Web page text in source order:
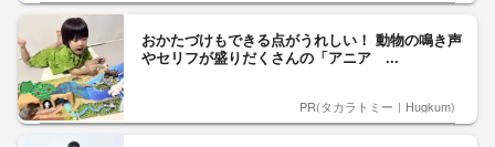
おかたづけもできる点がうれしい！ 動物の鳴き声
やセリフが盛りだくさんの「アニア ...
PR(タカラトミー｜Hugkum)